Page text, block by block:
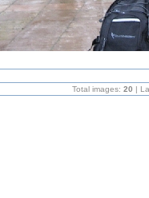
Total images: 20 |